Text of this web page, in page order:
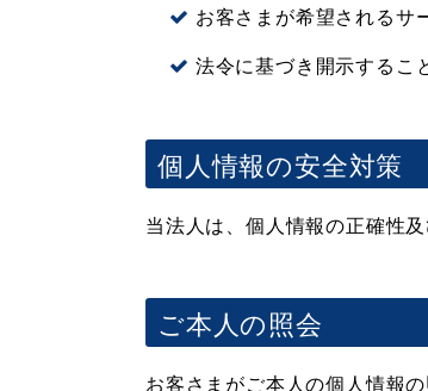
お客さまが希望されるサ
法令に基づき開示するこ
個人情報の安全対策
当法人は、個人情報の正確性
ご本人の照会
お客さまがご本人の個人情報